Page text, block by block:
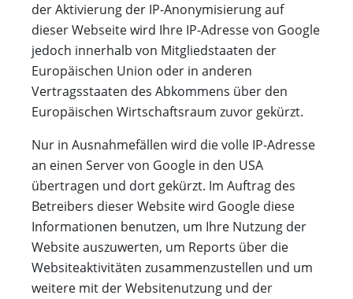
der Aktivierung der IP-Anonymisierung auf
dieser Webseite wird Ihre IP-Adresse von Google
jedoch innerhalb von Mitgliedstaaten der
Europäischen Union oder in anderen
Vertragsstaaten des Abkommens über den
Europäischen Wirtschaftsraum zuvor gekürzt.
Nur in Ausnahmefällen wird die volle IP-Adresse
an einen Server von Google in den USA
übertragen und dort gekürzt. Im Auftrag des
Betreibers dieser Website wird Google diese
Informationen benutzen, um Ihre Nutzung der
Website auszuwerten, um Reports über die
Websiteaktivitäten zusammenzustellen und um
weitere mit der Websitenutzung und der